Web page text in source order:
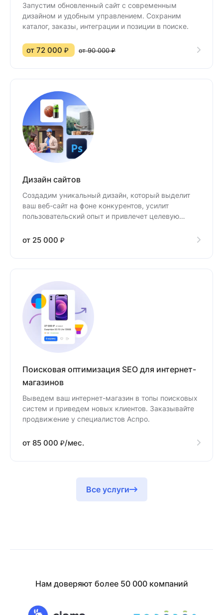
Запустим обновленный сайт с современным
дизайном и удобным управлением. Сохраним
каталог, заказы, интеграции и позиции в поиске.
от 72 000 ₽ от 90 000 ₽
Дизайн сайтов
Создадим уникальный дизайн, который выделит
ваш веб-сайт на фоне конкурентов, усилит
пользовательский опыт и привлечет целевую
от 25 000 ₽
Поисковая оптимизация SEO для интернет-
магазинов
Выведем ваш интернет-магазин в топы поисковых
систем и приведем новых клиентов. Заказывайте
продвижение у специалистов Аспро.
от 85 000 ₽/мес.
Все услуги
Нам доверяют более 50 000 компаний